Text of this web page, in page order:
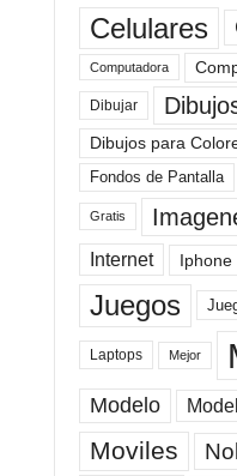
Celulares
Computadora
Dibujar
Dibujos para
Fondos de Pantalla
Gratis
Internet Iphone
Juegos
Laptops Mejor
Modelo
Moviles